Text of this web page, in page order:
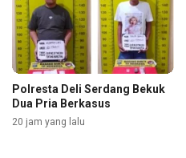
Polresta Deli Serdang Bekuk
Dua Pria Berkasus
20 jam yang lalu